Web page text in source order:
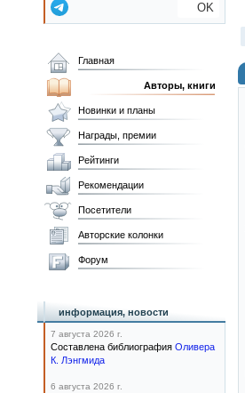
OK
Главная
Авторы, книги
Новинки и планы
Награды, премии
Рейтинги
Рекомендации
Посетители
Авторские колонки
Форум
информация, новости
7 августа 2026 г.
Составлена библиография Оливера
К. Лэнгмида
6 августа 2026 г.